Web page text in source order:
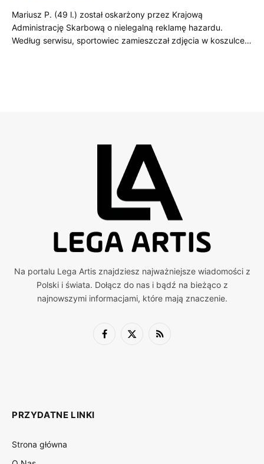
Mariusz P. (49 l.) został oskarżony przez Krajową
Administrację Skarbową o nielegalną reklamę hazardu.
Według serwisu, sportowiec zamieszczał zdjęcia w koszulce…
Na portalu Lega Artis znajdziesz najważniejsze wiadomości z
Polski i świata. Dołącz do nas i bądź na bieżąco z
najnowszymi informacjami, które mają znaczenie.
Facebook
X
RSS
PRZYDATNE LINKI
Strona główna